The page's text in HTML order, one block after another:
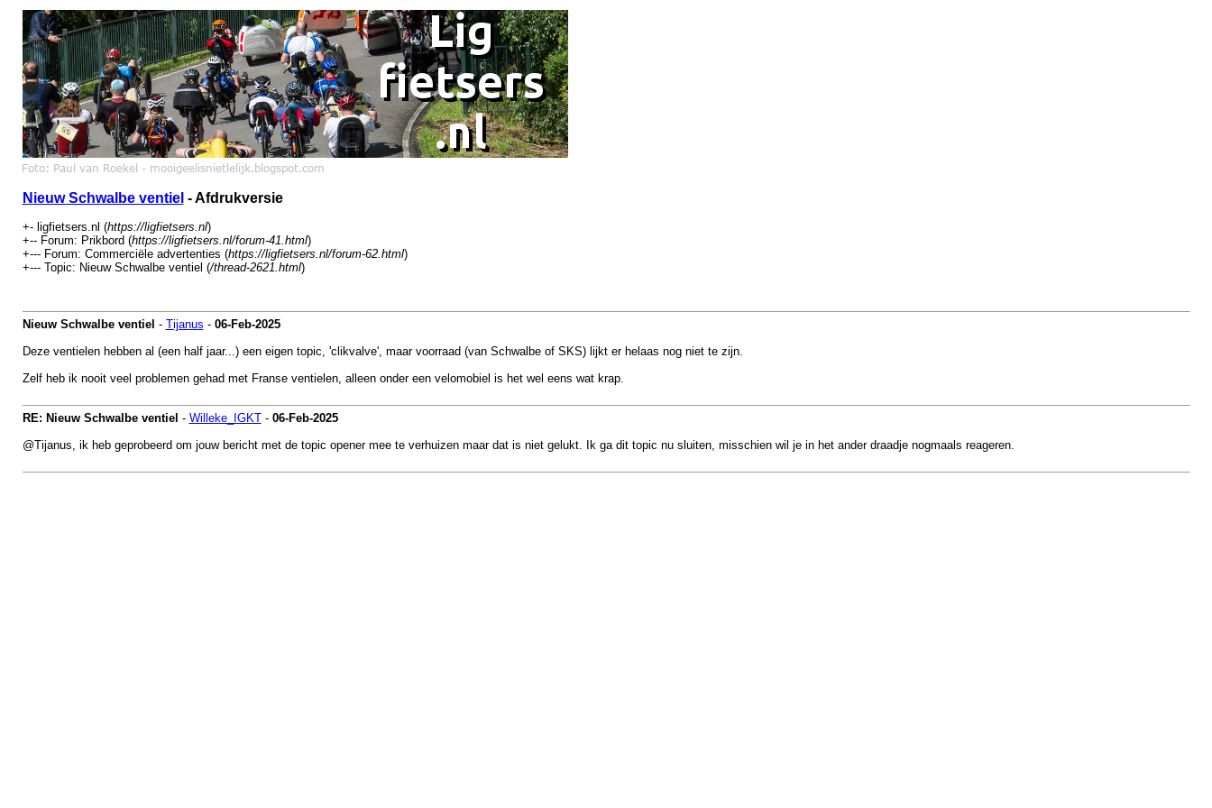
Nieuw Schwalbe ventiel - Afdrukversie
+- ligfietsers.nl (https://ligfietsers.nl)
+-- Forum: Prikbord (https://ligfietsers.nl/forum-41.html)
+--- Forum: Commerciële advertenties (https://ligfietsers.nl/forum-62.html)
+--- Topic: Nieuw Schwalbe ventiel (/thread-2621.html)
Nieuw Schwalbe ventiel - Tijanus - 06-Feb-2025
Deze ventielen hebben al (een half jaar...) een eigen topic, 'clikvalve', maar voorraad (van Schwalbe of SKS) lijkt er helaas nog niet te zijn.
Zelf heb ik nooit veel problemen gehad met Franse ventielen, alleen onder een velomobiel is het wel eens wat krap.
RE: Nieuw Schwalbe ventiel - Willeke_IGKT- 06-Feb-2025
@Tijanus, ik heb geprobeerd om jouw bericht met de topic opener mee te verhuizen maar dat is niet gelukt. Ik ga dit topic nu sluiten, misschien wil je in het ander draadje nogmaals reageren.